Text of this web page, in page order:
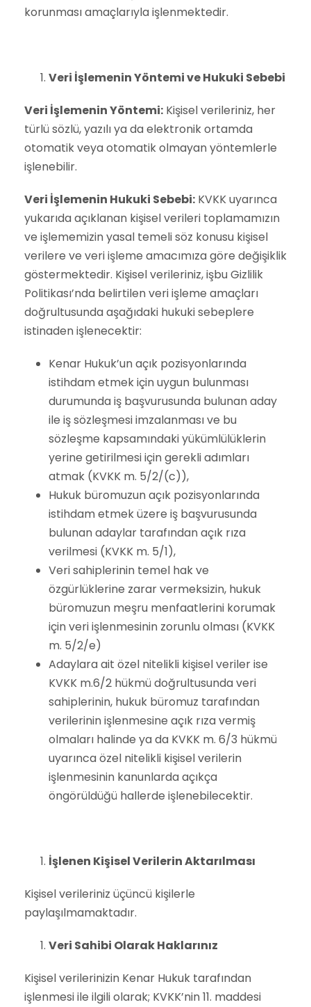
korunması amaçlarıyla işlenmektedir.
Veri İşlemenin Yöntemi ve Hukuki Sebebi
Veri İşlemenin Yöntemi: Kişisel verileriniz, her
türlü sözlü, yazılı ya da elektronik ortamda
otomatik veya otomatik olmayan yöntemlerle
işlenebilir.
Veri İşlemenin Hukuki Sebebi: KVKK uyarınca
yukarıda açıklanan kişisel verileri toplamamızın
ve işlememizin yasal temeli söz konusu kişisel
verilere ve veri işleme amacımıza göre değişiklik
göstermektedir. Kişisel verileriniz, işbu Gizlilik
Politikası’nda belirtilen veri işleme amaçları
doğrultusunda aşağıdaki hukuki sebeplere
istinaden işlenecektir:
Kenar Hukuk’un açık pozisyonlarında
istihdam etmek için uygun bulunması
durumunda iş başvurusunda bulunan aday
ile iş sözleşmesi imzalanması ve bu
sözleşme kapsamındaki yükümlülüklerin
yerine getirilmesi için gerekli adımları
atmak (KVKK m. 5/2/(c)),
Hukuk büromuzun açık pozisyonlarında
istihdam etmek üzere iş başvurusunda
bulunan adaylar tarafından açık rıza
verilmesi (KVKK m. 5/1),
Veri sahiplerinin temel hak ve
özgürlüklerine zarar vermeksizin, hukuk
büromuzun meşru menfaatlerini korumak
için veri işlenmesinin zorunlu olması (KVKK
m. 5/2/e)
Adaylara ait özel nitelikli kişisel veriler ise
KVKK m.6/2 hükmü doğrultusunda veri
sahiplerinin, hukuk büromuz tarafından
verilerinin işlenmesine açık rıza vermiş
olmaları halinde ya da KVKK m. 6/3 hükmü
uyarınca özel nitelikli kişisel verilerin
işlenmesinin kanunlarda açıkça
öngörüldüğü hallerde işlenebilecektir.
İşlenen Kişisel Verilerin Aktarılması
Kişisel verileriniz üçüncü kişilerle
paylaşılmamaktadır.
Veri Sahibi Olarak Haklarınız
Kişisel verilerinizin Kenar Hukuk tarafından
işlenmesi ile ilgili olarak; KVKK’nin 11. maddesi